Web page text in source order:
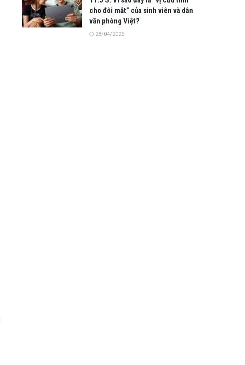
cho đôi mắt” của sinh viên và dân
văn phòng Việt?
28/04/2026